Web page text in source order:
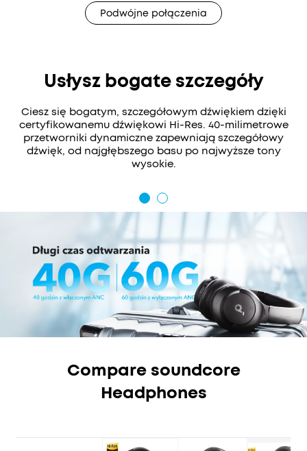
Podwójne połączenia
Usłysz bogate szczegóły
Ciesz się bogatym, szczegółowym dźwiękiem dzięki
certyfikowanemu dźwiękowi Hi-Res. 40-milimetrowe
przetworniki dynamiczne zapewniają szczegółowy
dźwięk, od najgłębszego basu po najwyższe tony
wysokie.
Compare soundcore
Headphones